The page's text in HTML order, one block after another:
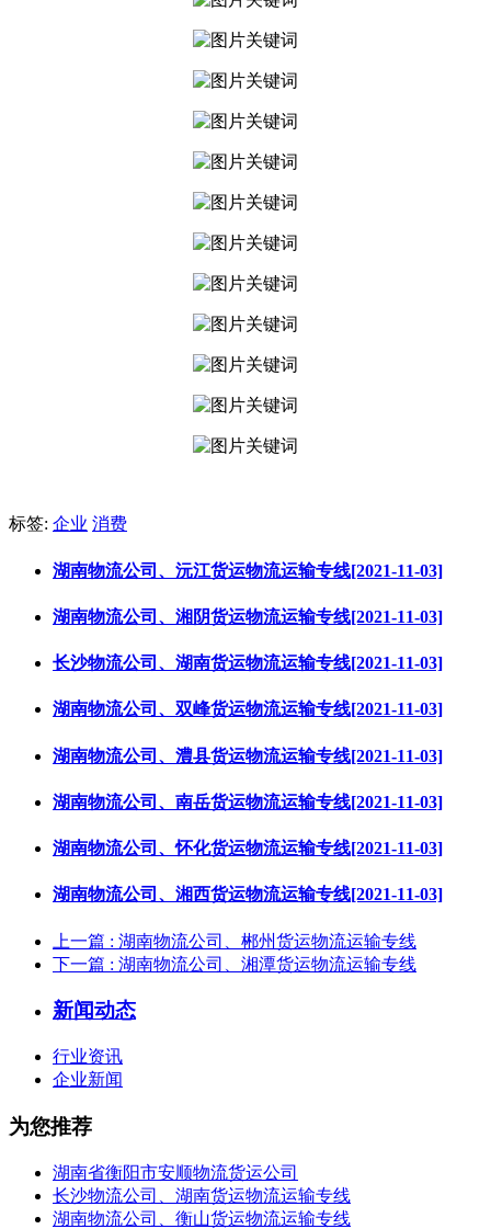
标签: 企业 消费
湖南物流公司、沅江货运物流运输专线[2021-11-03]
湖南物流公司、湘阴货运物流运输专线[2021-11-03]
长沙物流公司、湖南货运物流运输专线[2021-11-03]
湖南物流公司、双峰货运物流运输专线[2021-11-03]
湖南物流公司、澧县货运物流运输专线[2021-11-03]
湖南物流公司、南岳货运物流运输专线[2021-11-03]
湖南物流公司、怀化货运物流运输专线[2021-11-03]
湖南物流公司、湘西货运物流运输专线[2021-11-03]
上一篇 : 湖南物流公司、郴州货运物流运输专线
下一篇 : 湖南物流公司、湘潭货运物流运输专线
新闻动态
行业资讯
企业新闻
为您推荐
湖南省衡阳市安顺物流货运公司
长沙物流公司、湖南货运物流运输专线
湖南物流公司、衡山货运物流运输专线